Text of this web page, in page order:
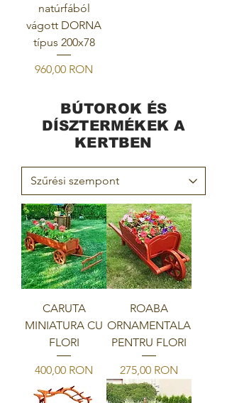
natúrfából
vágott DORNA
típus 200x78
Ár
960,00 RON
BÚTOROK ÉS
DÍSZTERMÉKEK A
KERTBEN
CARUTA
MINIATURA CU
FLORI
Ár
400,00 RON
ROABA
ORNAMENTALA
PENTRU FLORI
Ár
275,00 RON